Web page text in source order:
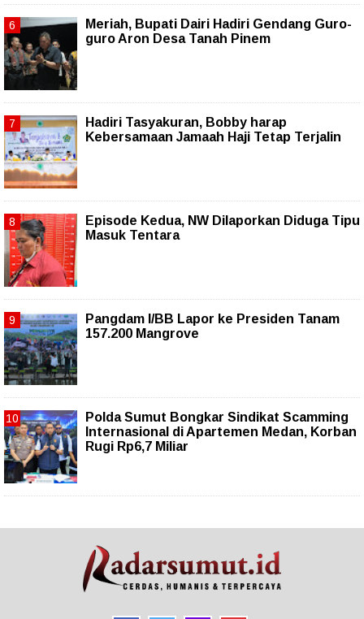
Meriah, Bupati Dairi Hadiri Gendang Guro-
guro Aron Desa Tanah Pinem
Hadiri Tasyakuran, Bobby harap
Kebersamaan Jamaah Haji Tetap Terjalin
Episode Kedua, NW Dilaporkan Diduga Tipu
Masuk Tentara
Pangdam I/BB Lapor ke Presiden Tanam
157.200 Mangrove
Polda Sumut Bongkar Sindikat Scamming
Internasional di Apartemen Medan, Korban
Rugi Rp6,7 Miliar